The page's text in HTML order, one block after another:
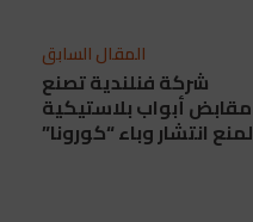
المقال السابق
شركة فنلندية تصنع
مقابض أبواب بلاستيكية
لمنع انتشار وباء “كورونا”